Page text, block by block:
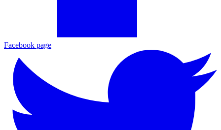
Facebook page